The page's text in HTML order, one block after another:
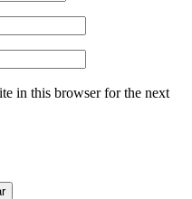
in this browser for the next